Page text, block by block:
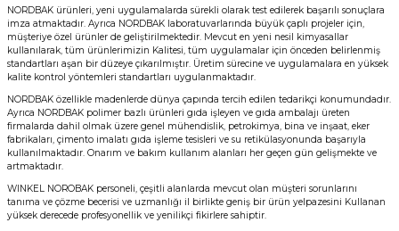
NORDBAK ürünleri, yeni uygulamalarda sürekli olarak test edilerek başarılı sonuçlara
imza atmaktadır. Ayrıca NORDBAK laboratuvarlarında büyük çaplı projeler için,
müşteriye özel ürünler de geliştirilmektedir. Mevcut en yeni nesil kimyasallar
kullanılarak, tüm ürünlerimizin Kalitesi, tüm uygulamalar için önceden belirlenmiş
standartları aşan bir düzeye çıkarılmıştır. Üretim sürecine ve uygulamalara en yüksek
kalite kontrol yöntemleri standartları uygulanmaktadır.
NORDBAK özellikle madenlerde dünya çapında tercih edilen tedarikçi konumundadır.
Ayrıca NORDBAK polimer bazlı ürünleri gıda işleyen ve gıda ambalajı üreten
firmalarda dahil olmak üzere genel mühendislik, petrokimya, bina ve inşaat, eker
fabrikaları, çimento imalatı gıda işleme tesisleri ve su retikülasyonunda başarıyla
kullanılmaktadır. Onarım ve bakım kullanım alanları her geçen gün gelişmekte ve
artmaktadır.
WINKEL NOROBAK personeli, çeşitli alanlarda mevcut olan müşteri sorunlarını
tanıma ve çözme becerisi ve uzmanlığı il birlikte geniş bir ürün yelpazesini Kullanan
yüksek derecede profesyonellik ve yenilikçi fikirlere sahiptir.